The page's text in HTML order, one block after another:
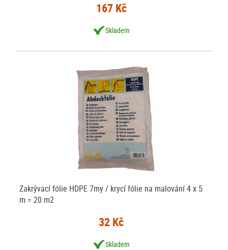
167 Kč
Skladem
Zakrývací fólie HDPE 7my / krycí fólie na malování 4 x 5
m = 20 m2
32 Kč
Skladem